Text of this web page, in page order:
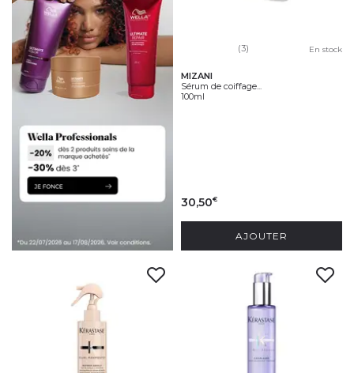
(3) En stock
MIZANI
Sérum de coiffage...
100ml
30,50€
AJOUTER